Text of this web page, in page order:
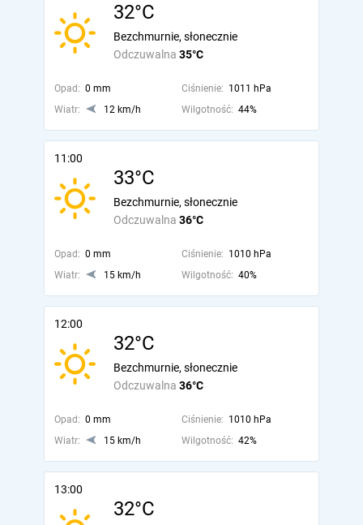
32°C
Odczuwalna 35°C
Bezchmurnie, słonecznie
Opad: 0 mm Ciśnienie: 1011 hPa
Wiatr:
12 km/h Wilgotność: 44%
11:00
33°C
Odczuwalna 36°C
Bezchmurnie, słonecznie
Opad: 0 mm Ciśnienie: 1010 hPa
Wiatr:
15 km/h Wilgotność: 40%
12:00
32°C
Odczuwalna 36°C
Bezchmurnie, słonecznie
Opad: 0 mm Ciśnienie: 1010 hPa
Wiatr:
15 km/h Wilgotność: 42%
13:00
32°C